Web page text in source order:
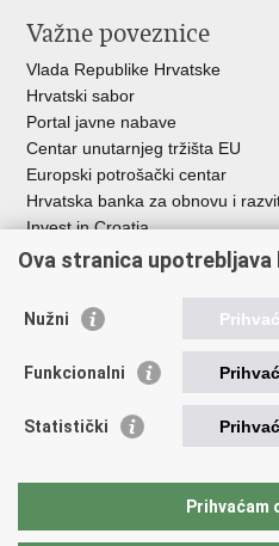
Važne poveznice
Vlada Republike Hrvatske
Hrvatski sabor
Portal javne nabave
Centar unutarnjeg tržišta EU
Europski potrošački centar
Hrvatska banka za obnovu i
Invest in Croatia
Europska banka za obnovu i
Središnja agencija za
Institucije i javne
Ministarstva
Agencija za ugljikovodike
Hrvatska agencija za malo
Državni zavod za mjeriteljstvo
Ova stranica upotrebljava
Nužni
Funkcionalni
Statistički
Prihvaćam